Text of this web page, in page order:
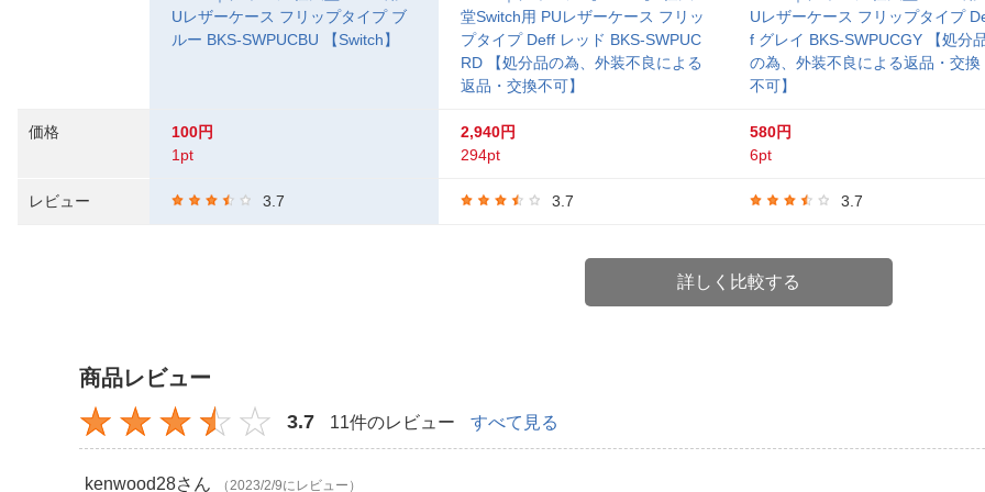
価格
レビュー
Uレザーケース フリップタイプ ブ
ルー BKS-SWPUCBU 【Switch】
100円
1pt
3.7
堂Switch用 PUレザーケース フリッ
プタイプ Deff レッド BKS-SWPUC
RD 【処分品の為、外装不良による
返品・交換不可】
2,940円
294pt
3.7
Uレザーケース フリップタイプ
f グレイ BKS-SWPUCGY 【処分
の為、外装不良による返品・交換
不可】
580円
6pt
3.7
詳しく比較する
商品レビュー
3.7 11件のレビュー すべて見る
kenwood28さん （2023/2/9にレビュー）